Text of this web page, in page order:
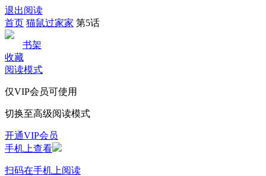
退出阅读
首页 猫鼠过家家 第5话
书架
收藏
阅读模式
仅VIP会员可使用
切换至高级阅读模式
开通VIP会员
手机上查看
扫码在手机上阅读